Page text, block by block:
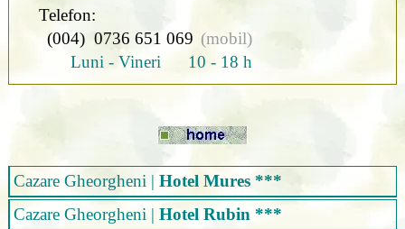
Cazare Gheorgheni | Hotel Mures ***
Cazare Gheorgheni | Hotel Rubin ***
Telefon:
(004) 0736 651 069 (mobil)
Luni - Vineri 10 - 18 h